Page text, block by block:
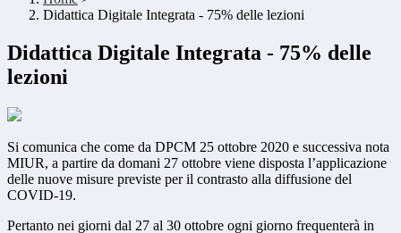
Didattica Digitale Integrata - 75% delle lezioni
Didattica Digitale Integrata - 75% delle
lezioni
Si comunica che come da DPCM 25 ottobre 2020 e successiva nota
MIUR, a partire da domani 27 ottobre viene disposta l’applicazione
delle nuove misure previste per il contrasto alla diffusione del
COVID-19.
Pertanto nei giorni dal 27 al 30 ottobre ogni giorno frequenterà in